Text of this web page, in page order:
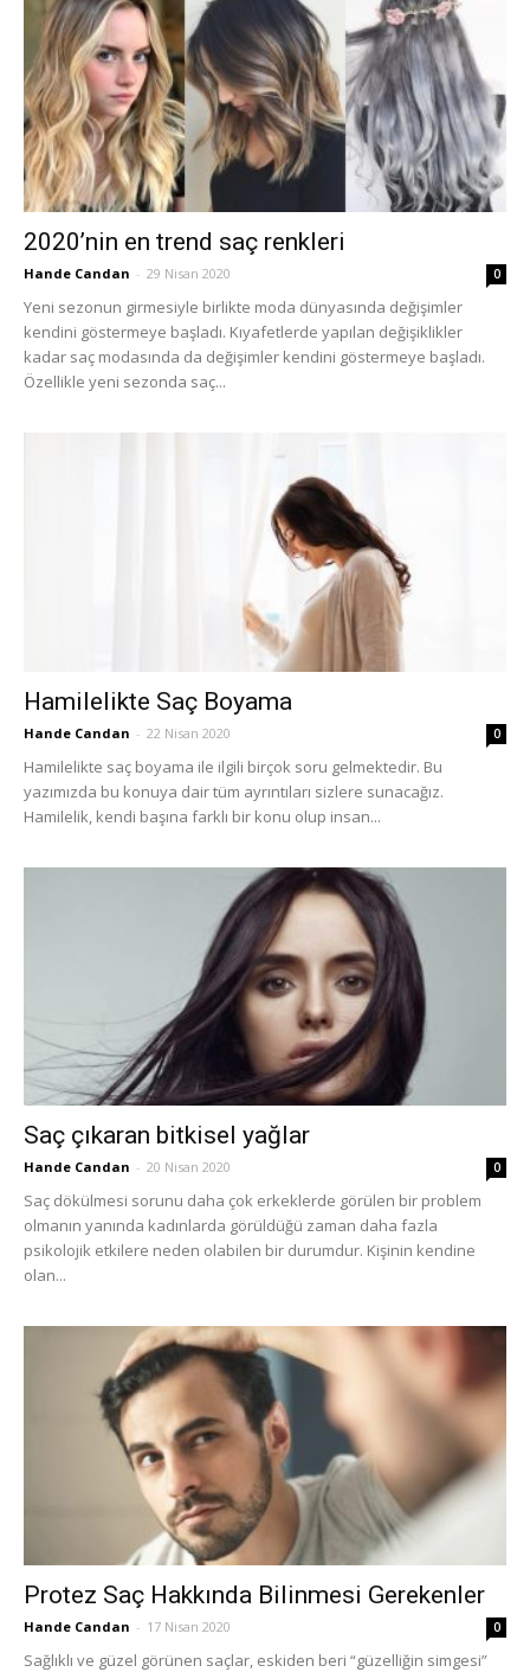
2020’nin en trend saç renkleri
Hande Candan - 29 Nisan 2020 0
Yeni sezonun girmesiyle birlikte moda dünyasında değişimler
kendini göstermeye başladı. Kıyafetlerde yapılan değişiklikler
kadar saç modasında da değişimler kendini göstermeye başladı.
Özellikle yeni sezonda saç...
Hamilelikte Saç Boyama
Hande Candan - 22 Nisan 2020 0
Hamilelikte saç boyama ile ilgili birçok soru gelmektedir. Bu
yazımızda bu konuya dair tüm ayrıntıları sizlere sunacağız.
Hamilelik, kendi başına farklı bir konu olup insan...
Saç çıkaran bitkisel yağlar
Hande Candan - 20 Nisan 2020 0
Saç dökülmesi sorunu daha çok erkeklerde görülen bir problem
olmanın yanında kadınlarda görüldüğü zaman daha fazla
psikolojik etkilere neden olabilen bir durumdur. Kişinin kendine
olan...
Protez Saç Hakkında Bilinmesi Gerekenler
Hande Candan - 17 Nisan 2020 0
Sağlıklı ve güzel görünen saçlar, eskiden beri “güzelliğin simgesi”